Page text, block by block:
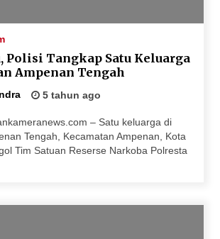
Polisi Tangkap Satu Keluarga
Ampenan Tengah
5 tahun ago
– Satu keluarga di
Tengah, Kecamatan Ampenan, Kota
Tim Satuan Reserse Narkoba Polresta